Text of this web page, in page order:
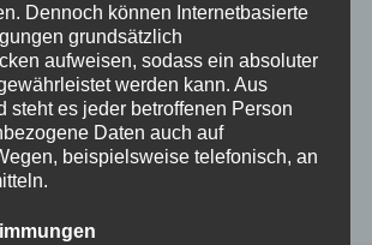
Dennoch können Internetbasierte
grundsätzlich
aufweisen, sodass ein absoluter
werden kann. Aus
steht es jeder betroffenen Person
Daten auch auf
beispielsweise telefonisch, an